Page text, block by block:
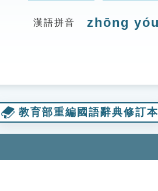
漢語拼音 zhōng yóu
教育部重編國語辭典修訂本